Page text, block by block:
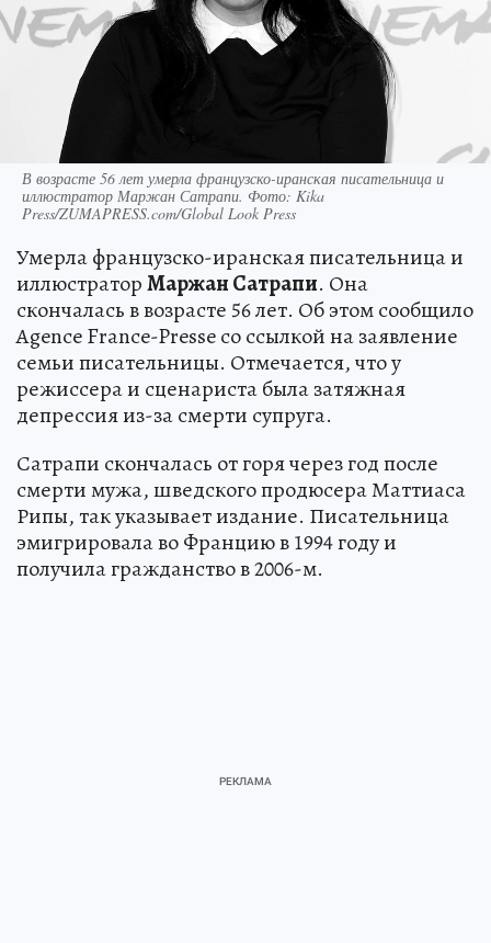
В возрасте 56 лет умерла французско-иранская писательница и
иллюстратор Маржан Сатрапи. Фото: Kika
Press/ZUMAPRESS.com/Global Look Press
Умерла французско-иранская писательница и
иллюстраторМаржан Сатрапи. Она
скончалась в возрасте 56 лет. Об этом сообщило
Agence France-Presse со ссылкой на заявление
семьи писательницы. Отмечается, что у
режиссера и сценариста была затяжная
депрессия из-за смерти супруга.
Сатрапи скончалась от горя через год после
смерти мужа, шведского продюсера Маттиаса
Рипы, так указывает издание. Писательница
эмигрировала во Францию в 1994 году и
получила гражданство в 2006-м.